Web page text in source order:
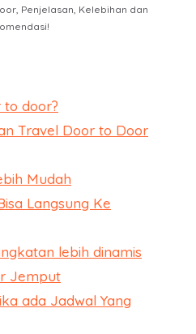
Penjelasan, Kelebihan dan
door?
Travel Door to Door
Mudah
Langsung Ke
lebih dinamis
Jemput
ada Jadwal Yang